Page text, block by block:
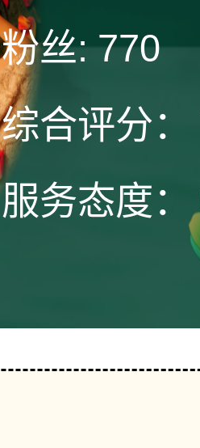
粉丝: 770
综合评分：
服务态度：